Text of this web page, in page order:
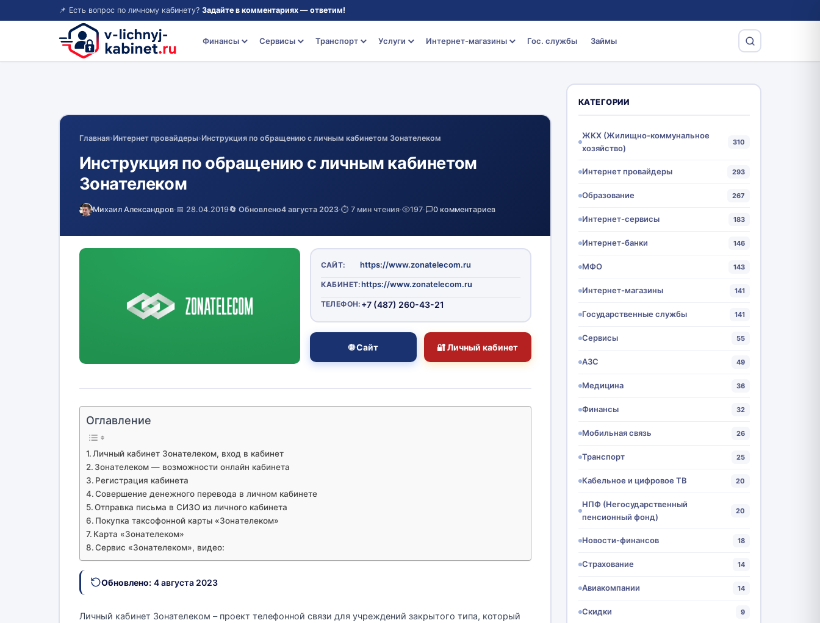
📌 Есть вопрос по личному кабинету? Задайте в комментариях — ответим!
Финансы Сервисы Транспорт Услуги Интернет-магазины Гос. службы Займы
Главная›Интернет провайдеры›Инструкция по обращению с личным кабинетом Зонателеком
Инструкция по обращению с личным кабинетом
Зонателеком
Михаил Александров·📅 28.04.2019🔄 Обновлено4 августа 2023·⏱️ 7 мин чтения· 197· 0 комментариев
САЙТ: https://www.zonatelecom.ru
КАБИНЕТ:https://www.zonatelecom.ru
ТЕЛЕФОН: +7 (487) 260-43-21
🌐 Сайт 🔐 Личный кабинет
Оглавление
Личный кабинет Зонателеком, вход в кабинет
Зонателеком — возможности онлайн кабинета
Регистрация кабинета
Совершение денежного перевода в личном кабинете
Отправка письма в СИЗО из личного кабинета
Покупка таксофонной карты «Зонателеком»
Карта «Зонателеком»
Сервис «Зонателеком», видео:
Обновлено: 4 августа 2023
Личный кабинет Зонателеком – проект телефонной связи для учреждений закрытого типа, который
КАТЕГОРИИ
ЖКХ (Жилищно-коммунальное
хозяйство)
310
Интернет провайдеры 293
Образование 267
Интернет-сервисы 183
Интернет-банки 146
МФО 143
Интернет-магазины 141
Государственные службы 141
Сервисы 55
АЗС 49
Медицина 36
Финансы 32
Мобильная связь 26
Транспорт 25
Кабельное и цифровое ТВ 20
НПФ (Негосударственный
пенсионный фонд)
20
Новости-финансов 18
Страхование 14
Авиакомпании 14
Скидки 9